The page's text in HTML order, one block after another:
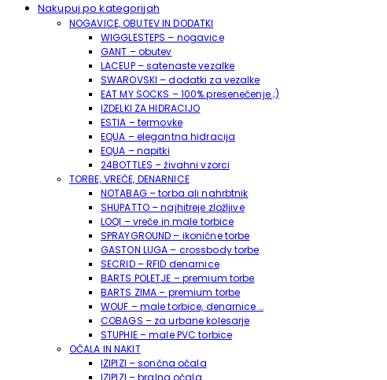
Nakupuj po kategorijah
NOGAVICE, OBUTEV IN DODATKI
WIGGLESTEPS – nogavice
GANT – obutev
LACEUP – satenaste vezalke
SWAROVSKI – dodatki za vezalke
EAT MY SOCKS – 100% presenečenje ;)
IZDELKI ZA HIDRACIJO
ESTIA – termovke
EQUA – elegantna hidracija
EQUA – napitki
24BOTTLES – živahni vzorci
TORBE, VREČE, DENARNICE
NOTABAG – torba ali nahrbtnik
SHUPATTO – najhitreje zložljive
LOQI – vreče in male torbice
SPRAYGROUND – ikonične torbe
GASTON LUGA – crossbody torbe
SECRID – RFID denarnice
BARTS POLETJE – premium torbe
BARTS ZIMA – premium torbe
WOUF – male torbice, denarnice …
COBAGS – za urbane kolesarje
STUPHIE – male PVC torbice
OČALA IN NAKIT
IZIPIZI – sončna očala